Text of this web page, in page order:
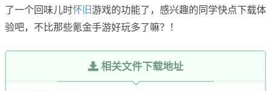
了一个回味儿时怀旧游戏的功能了，感兴趣的同学快点下载体
验吧，不比那些氪金手游好玩多了嘛？！
相关文件下载地址